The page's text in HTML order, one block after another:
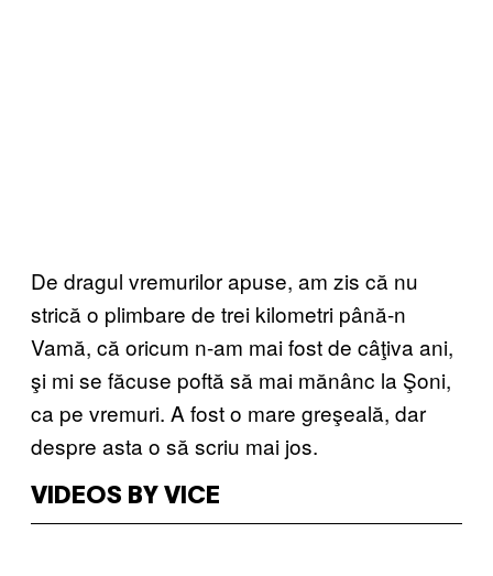
De dragul vremurilor apuse, am zis că nu
strică o plimbare de trei kilometri până-n
Vamă, că oricum n-am mai fost de câţiva ani,
şi mi se făcuse poftă să mai mănânc la Şoni,
ca pe vremuri. A fost o mare greşeală, dar
despre asta o să scriu mai jos.
VIDEOS BY VICE